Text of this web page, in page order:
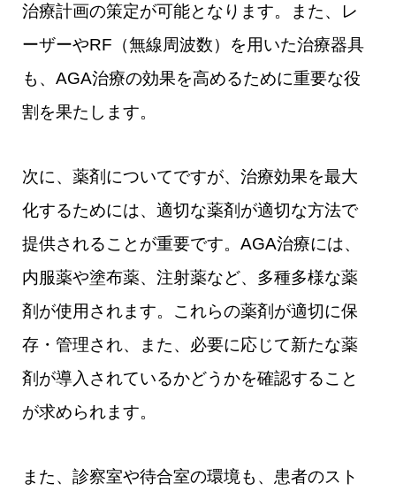
治療計画の策定が可能となります。また、レ
ーザーやRF（無線周波数）を用いた治療器具
も、AGA治療の効果を高めるために重要な役
割を果たします。
次に、薬剤についてですが、治療効果を最大
化するためには、適切な薬剤が適切な方法で
提供されることが重要です。AGA治療には、
内服薬や塗布薬、注射薬など、多種多様な薬
剤が使用されます。これらの薬剤が適切に保
存・管理され、また、必要に応じて新たな薬
剤が導入されているかどうかを確認すること
が求められます。
また、診察室や待合室の環境も、患者のスト